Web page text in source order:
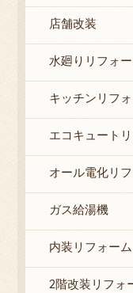
店舗改装
水廻りリフォ
キッチンリフ
エコキュート
オール電化リ
ガス給湯機
内装リフォーム
2階改装リフォ